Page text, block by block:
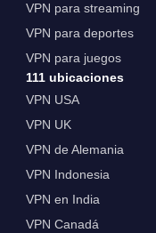
VPN para streaming
VPN para deportes
VPN para juegos
111 ubicaciones
VPN USA
VPN UK
VPN de Alemania
VPN Indonesia
VPN en India
VPN Canadá